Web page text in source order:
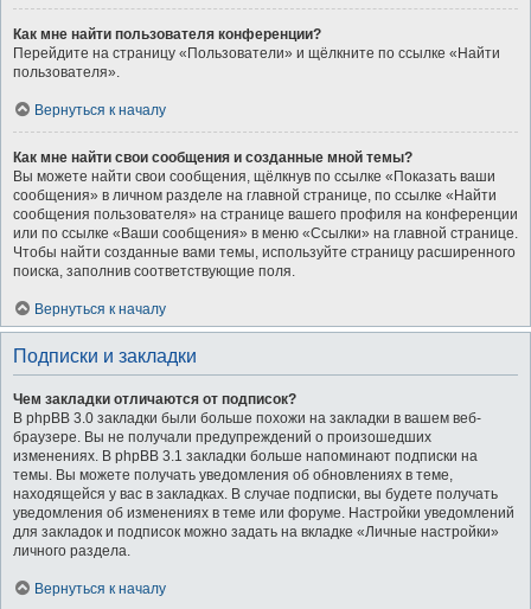
Как мне найти пользователя конференции?
Перейдите на страницу «Пользователи» и щёлкните по ссылке «Найти
пользователя».
Вернуться к началу
Как мне найти свои сообщения и созданные мной темы?
Вы можете найти свои сообщения, щёлкнув по ссылке «Показать ваши
сообщения» в личном разделе на главной странице, по ссылке «Найти
сообщения пользователя» на странице вашего профиля на конференции
или по ссылке «Ваши сообщения» в меню «Ссылки» на главной странице.
Чтобы найти созданные вами темы, используйте страницу расширенного
поиска, заполнив соответствующие поля.
Вернуться к началу
Подписки и закладки
Чем закладки отличаются от подписок?
В phpBB 3.0 закладки были больше похожи на закладки в вашем веб-
браузере. Вы не получали предупреждений о произошедших
изменениях. В phpBB 3.1 закладки больше напоминают подписки на
темы. Вы можете получать уведомления об обновлениях в теме,
находящейся у вас в закладках. В случае подписки, вы будете получать
уведомления об изменениях в теме или форуме. Настройки уведомлений
для закладок и подписок можно задать на вкладке «Личные настройки»
личного раздела.
Вернуться к началу